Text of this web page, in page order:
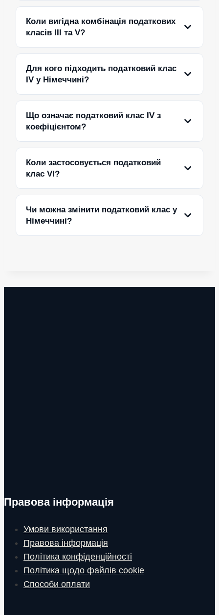
Коли вигідна комбінація податкових
класів III та V?
Для кого підходить податковий клас
IV у Німеччині?
Що означає податковий клас IV з
коефіцієнтом?
Коли застосовується податковий
клас VI?
Чи можна змінити податковий клас у
Німеччині?
Правова інформація
Умови використання
Правова інформація
Політика конфіденційності
Політика щодо файлів cookie
Способи оплати